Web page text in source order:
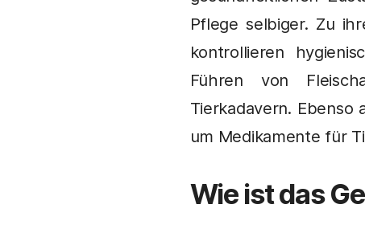
Pflege selbiger. Zu
kontrollieren
Führen von
Tierkadavern.
um Medikamente für
Wie ist das